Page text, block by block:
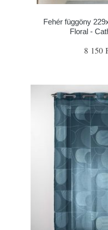
Fehér függöny
Floral -
8 150